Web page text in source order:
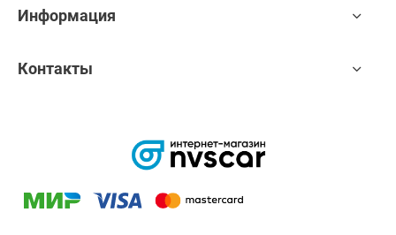
Информация
Контакты